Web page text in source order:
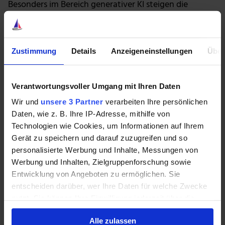
Zustimmung Details Anzeigeneinstellungen
Verantwortungsvoller Umgang mit Ihren Daten
Wir und unsere 3 Partner verarbeiten Ihre persönlichen
Daten, wie z. B. Ihre IP-Adresse, mithilfe von
Technologien wie Cookies, um Informationen auf Ihrem
Gerät zu speichern und darauf zuzugreifen und so
personalisierte Werbung und Inhalte, Messungen von
Werbung und Inhalten, Zielgruppenforschung sowie
Entwicklung von Angeboten zu ermöglichen. Sie
entscheiden darüber, wer Ihre Daten für welche Zwecke
Cookie-Erklärung oder durch Klicken auf das Privacy
Trigger Symbol ändern oder widerrufen
Alle zulassen
Besonders im Bereich generativer KI steigen die
Investitionsausgaben der großen Cloud-Anbieter
stark, ohne dass die Margenentwicklung in gleichem
Bewertung einzelner Halbleiter- und Softwaretitel
aber eine Erwartung an Wachstum, das erst in
mehreren Jahren in dieser Form realisiert werden
müsste.
Besonders kritisch ist dabei schon heute, dass in der
Zukunft überhaupt nicht genügend Energie
vorhanden ist, um die ganzen Rechenzentren zu
betreiben. Das spricht an sich schon für einen
Kipppunkt. Historisch betrachtet waren solche Phasen
anfällig für abrupte Korrekturen, sobald sich die
Wenn die Luft aus der KI-Blase